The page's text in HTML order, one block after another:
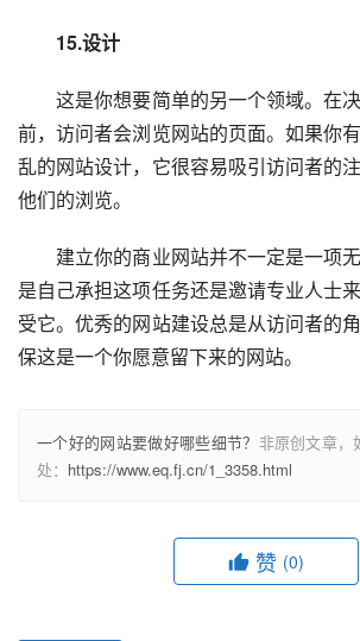
15.设计
这是你想要简单的另一个领域。在
前，访问者会浏览网站的页面。如果你
乱的网站设计，它很容易吸引访问者的
他们的浏览。
建立你的商业网站并不一定是一项
是自己承担这项任务还是邀请专业人士
受它。优秀的网站建设总是从访问者的
保这是一个你愿意留下来的网站。
一个好的网站要做好哪些细节？ 非原创文章，
处： https://www.eq.fj.cn/1_3358.html
赞 (0)